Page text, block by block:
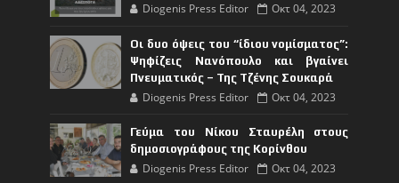
Diogenis Press Editor Οκτ 04, 2023
Οι δυο όψεις του “ίδιου νομίσματος”:
Ψηφίζεις Νανόπουλο και βγαίνει
Πνευματικός – Της Τζένης Σουκαρά
Diogenis Press Editor Οκτ 04, 2023
Γεύμα του Νίκου Σταυρέλη στους
δημοσιογράφους της Κορίνθου
Diogenis Press Editor Οκτ 04, 2023